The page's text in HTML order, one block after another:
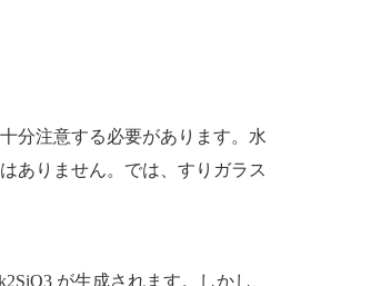
分注意する必要があります。水
ありません。では、すりガラス
が生成されます。しかし、